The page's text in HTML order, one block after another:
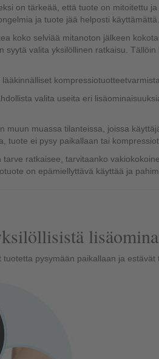
on tärkeää, että tuote on mitoitettu
ja tuote jää helposti käyttämättä.
koko selviää mitanoton jälkeen
syytä valita yksilöllinen ratkaisu.
valita useita eri
muun muassa tilanteissa, joissa
tuote ei pysy paikallaan tai
ratkaisee, tarvitaanko
on epämiellyttävä käyttää ja
tuotetta pysymään paikallaan ja estävät